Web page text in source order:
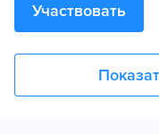
Участвовать